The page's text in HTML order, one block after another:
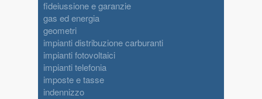
fideiussione e garanzie
gas ed energia
geometri
impianti distribuzione carburanti
impianti fotovoltaici
impianti telefonia
imposte e tasse
indennizzo